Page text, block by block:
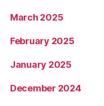
March 2025
February 2025
January 2025
December 2024